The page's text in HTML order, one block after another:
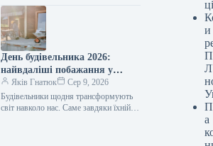
щоденно опікуються здоров’ям
домашніх улюбленців, худоби та навіть
диких тварин.…
День будівельника 2026:
найвдаліші побажання у
прозі, віршах та листівках
для творців майбутнього
Яків Гнатюк
Сер 9, 2026
Будівельники щодня трансформують
світ навколо нас. Саме завдяки їхній
ці
и
а